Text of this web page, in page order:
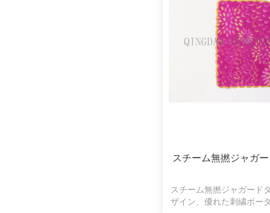
スチーム無撚ジャ
スチーム無撚ジャガード
ザイン、優れた刺繍ボー